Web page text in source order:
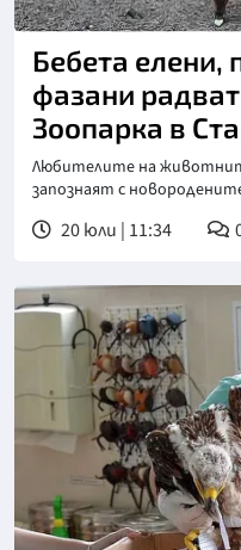
Бебета елени,
фазани
Зоопарка в
Любителите на
запознаят с
20 юли | 11:34